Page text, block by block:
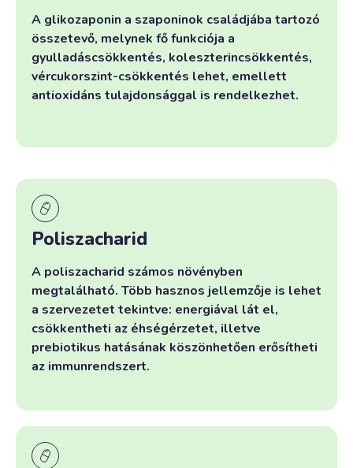
A glikozaponin a szaponinok családjába tartozó
összetevő, melynek fő funkciója a
gyulladáscsökkentés, koleszterincsökkentés,
vércukorszint-csökkentés lehet, emellett
antioxidáns tulajdonsággal is rendelkezhet.
Poliszacharid
A poliszacharid számos növényben
megtalálható. Több hasznos jellemzője is lehet
a szervezetet tekintve: energiával lát el,
csökkentheti az éhségérzetet, illetve
prebiotikus hatásának köszönhetően erősítheti
az immunrendszert.